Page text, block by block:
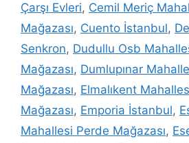
Çarşı Evleri, Cemil Meriç
Mağazası, Cuento İstanbul,
Senkron, Dudullu Osb
Mağazası, Dumlupınar
Mağazası, Elmalıkent
Mağazası, Emporia İstanbul,
Mahallesi Perde Mağazası,